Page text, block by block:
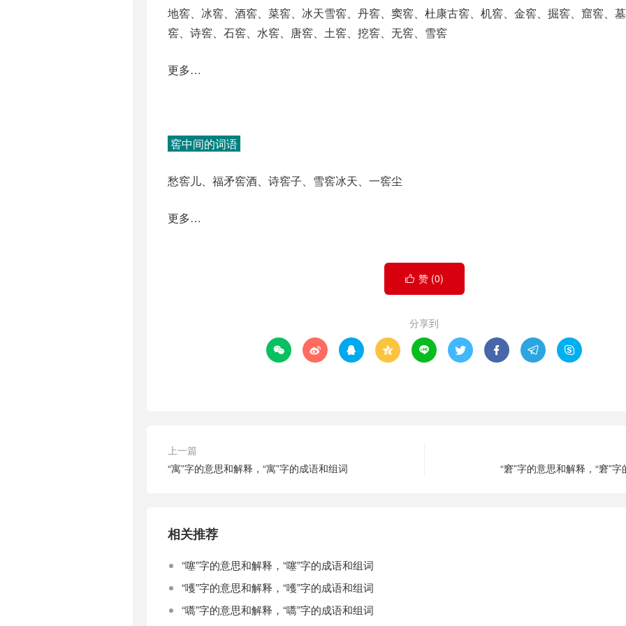
地窖、冰窖、酒窖、菜窖、冰天雪窖、丹窖、窦窖、杜康古窖、机窖、金窖、掘窖、窟窖、
窖、诗窖、石窖、水窖、唐窖、土窖、挖窖、无窖、雪窖
更多…
窖中间的词语
愁窖儿、福矛窖酒、诗窖子、雪窖冰天、一窖尘
更多…
 赞 (0)
分享到
        
上一篇
“寓”字的意思和解释，“寓”字的成语和组词
“窘”字的意思和解释，“窘”
相关推荐
“噻”字的意思和解释，“噻”字的成语和组词
“嚄”字的意思和解释，“嚄”字的成语和组词
“嚆”字的意思和解释，“嚆”字的成语和组词